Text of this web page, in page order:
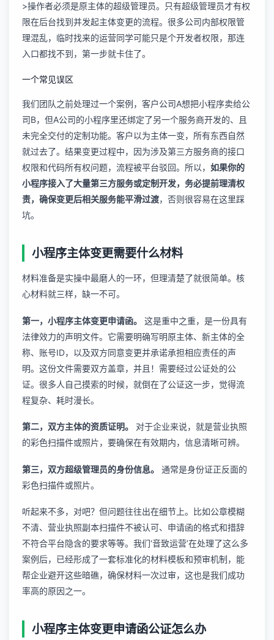
>操作者必须是原主体的超级管理员。只有超级管理员才有权
限在后台找到并发起主体变更的流程。很多公司内部权限管
理混乱，临时找来的运营同学可能只是个开发者权限，那连
入口都找不到，第一步就卡住了。
一个常见误区
我们团队之前处理过一个案例，客户公司A想把小程序卖给公
司B，但A公司的小程序里还绑定了另一个服务商开发的、且
未完全交付的定制功能。客户以为主体一变，所有东西自然
就过去了。结果变更过程中，因为涉及第三方服务商的接口
权限和代码所有权问题，流程被平台驳回。所以， 如果你的
小程序接入了大量第三方服务或定制开发，务必提前理清权
责，确保变更后相关服务能平滑过渡，否则很容易在这里踩
坑。
小程序主体变更需要什么材料
材料准备是实操中最磨人的一环，但理清楚了就很简单。核
心材料就三样，缺一不可。
第一，小程序主体变更申请函。
这是重中之重，是一份具有
法律效力的声明文件。它需要明确写明原主体、新主体的全
称、账号ID，以及双方同意变更并承诺承担相应责任的声
明。这份文件需要双方盖章，并且！需要经过公证处的公
证。很多人自己摸索的时候，就倒在了公证这一步，觉得流
程复杂、耗时漫长。
第二，双方主体的资质证明。
对于企业来说，就是营业执照
的彩色扫描件或照片，要确保在有效期内，信息清晰可辨。
第三，双方超级管理员的身份信息。
通常是身份证正反面的
彩色扫描件或照片。
听起来不多，对吧？但问题往往出在细节上。比如公章模糊
不清、营业执照副本扫描件不被认可、申请函的格式和措辞
不符合平台隐含的要求等等。我们‘音致运营’在处理了这么多
案例后，已经形成了一套标准化的材料模板和预审机制，能
帮企业避开这些暗礁，确保材料一次过审，这也是我们成功
率高的原因之一。
小程序主体变更申请函公证怎么办